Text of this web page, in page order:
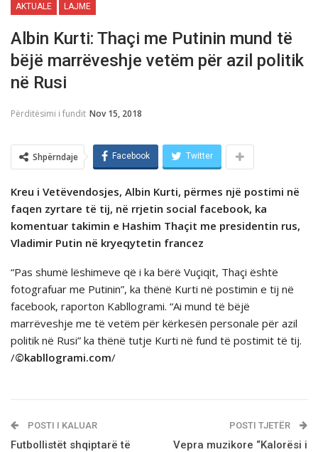
AKTUALE LAJME
Albin Kurti: Thaçi me Putinin mund të
bëjë marrëveshje vetëm për azil politik
në Rusi
Përditësimi i fundit Nov 15, 2018
Shpërndaje Facebook Twitter
Kreu i Vetëvendosjes, Albin Kurti, përmes një postimi në
faqen zyrtare të tij, në rrjetin social facebook, ka
komentuar takimin e Hashim Thaçit me presidentin rus,
Vladimir Putin në kryeqytetin francez
“Pas shumë lëshimeve që i ka bërë Vuçiqit, Thaçi është
fotografuar me Putinin”, ka thënë Kurti në postimin e tij në
facebook, raporton Kabllogrami. “Ai mund të bëjë
marrëveshje me të vetëm për kërkesën personale për azil
politik në Rusi” ka thënë tutje Kurti në fund të postimit të tij.
/©kabllogrami.com/
POSTI I KALUAR
Futbollistët shqiptarë të
POSTI TJETËR
Vepra muzikore “Kalorësi i